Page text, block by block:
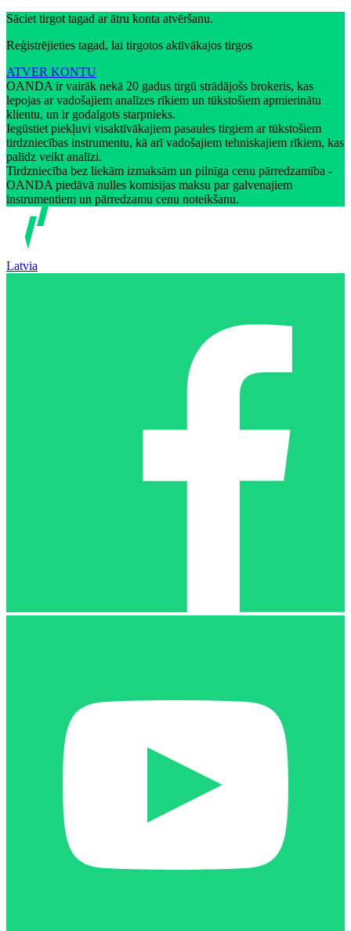
Sāciet tirgot tagad ar ātru konta atvēršanu.
Reģistrējieties tagad, lai tirgotos aktīvākajos tirgos
ATVER KONTU
OANDA ir vairāk nekā 20 gadus tirgū strādājošs brokeris, kas
lepojas ar vadošajiem analīzes rīkiem un tūkstošiem apmierinātu
klientu, un ir godalgots starpnieks.
Iegūstiet piekļuvi visaktīvākajiem pasaules tirgiem ar tūkstošiem
tirdzniecības instrumentu, kā arī vadošajiem tehniskajiem rīkiem, kas
palīdz veikt analīzi.
Tirdzniecība bez liekām izmaksām un pilnīga cenu pārredzamība -
OANDA piedāvā nulles komisijas maksu par galvenajiem
instrumentiem un pārredzamu cenu noteikšanu.
Latvia